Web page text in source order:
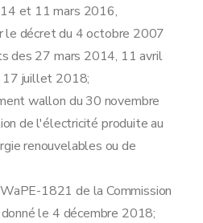
et 11 mars 2016,
le décret du 4 octobre 2007
des 27 mars 2014, 11 avril
juillet 2018;
wallon du 30 novembre
de l'électricité produite au
renouvelables ou de
1821 de la Commission
le 4 décembre 2018;